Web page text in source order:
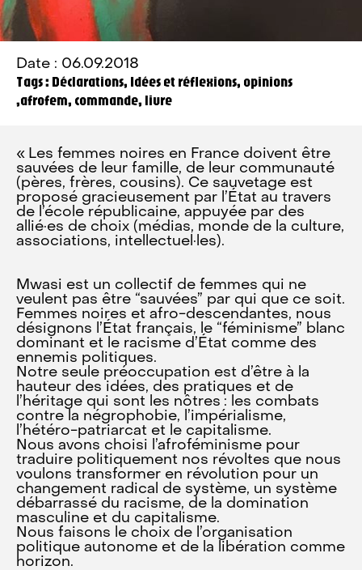
Date : 06.09.2018
Tags : Déclarations, Idées et réflexions, opinions
,afrofem, commande, livre
« Les femmes noires en France doivent être
sauvées de leur famille, de leur communauté
(pères, frères, cousins). Ce sauvetage est
proposé gracieusement par l’État au travers
de l’école républicaine, appuyée par des
allié·es de choix (médias, monde de la culture,
associations, intellectuel·les).
Mwasi est un collectif de femmes qui ne
veulent pas être “sauvées” par qui que ce soit.
Femmes noires et afro-descendantes, nous
désignons l’État français, le “féminisme” blanc
dominant et le racisme d’État comme des
ennemis politiques.
Notre seule préoccupation est d’être à la
hauteur des idées, des pratiques et de
l’héritage qui sont les nôtres : les combats
contre la négrophobie, l’impérialisme,
l’hétéro-patriarcat et le capitalisme.
Nous avons choisi l’afroféminisme pour
traduire politiquement nos révoltes que nous
voulons transformer en révolution pour un
changement radical de système, un système
débarrassé du racisme, de la domination
masculine et du capitalisme.
Nous faisons le choix de l’organisation
politique autonome et de la libération comme
horizon.